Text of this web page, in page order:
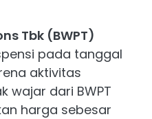
Tbk (BWPT)
pada tanggal
aktivitas
wajar dari BWPT
harga sebesar